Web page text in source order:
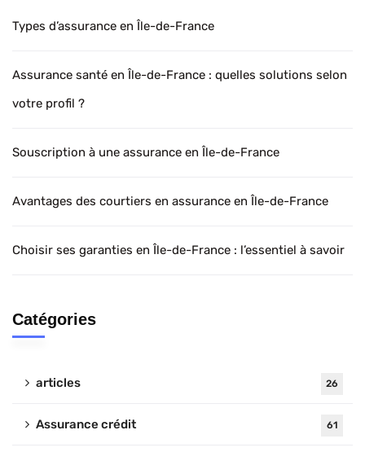
Types d’assurance en Île-de-France
Assurance santé en Île-de-France : quelles solutions selon
votre profil ?
Souscription à une assurance en Île-de-France
Avantages des courtiers en assurance en Île-de-France
Choisir ses garanties en Île-de-France : l’essentiel à savoir
Catégories
articles 26
Assurance crédit 61